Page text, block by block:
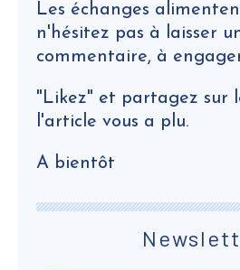
Les échanges
n'hésitez pas à laisser
commentaire, à
"Likez" et partagez sur
l'article vous a plu.
A bientôt